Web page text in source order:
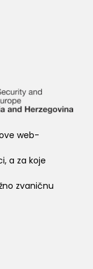
web-
a za koje
zvaničnu